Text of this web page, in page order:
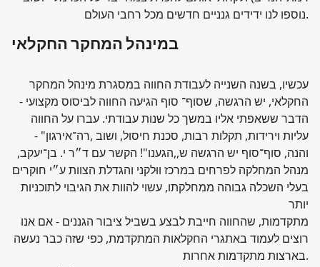
נוספו לנו ידידים גנניים חדשים מכל רחבי העולם.
במינהל המחקר החקלאי
עכשיו, בשנה השנייה לעבודת החווה במסגרת מינהל המחקר
החקלאי, יש הרגשה, שסוף־ סוף הגיעה החווה לביסוס מקצועי -
הדבר ששאפתי אליו במשך כל שנות עבודתי. עברו על החווה
עליות וירידות, תקלות רבות, סכנת חיסול, ושוב ,רה־אירגון" -
והנה, סוף־סוף יש הרגשה ש,,הגענו"! הקשר עם ד״ר י. בן־יעקב,
מנהל המחלקה לפרחים במרכז ווּלקני והגדלת הצוות ע״י חוקרים
בעלי השכלה גבוהה ממחלקתו, עשוי להוות את הגיבוי לתוכניות
יותר
מתקדמות, שהחווה חייבת לבצע בשביל ציבור הגננים - אם אנו
רוצים לעמוד באתגרי החקלאות המתקדמת, כפי שזה כבר נעשה
בארצות מתקדמות אחרות.